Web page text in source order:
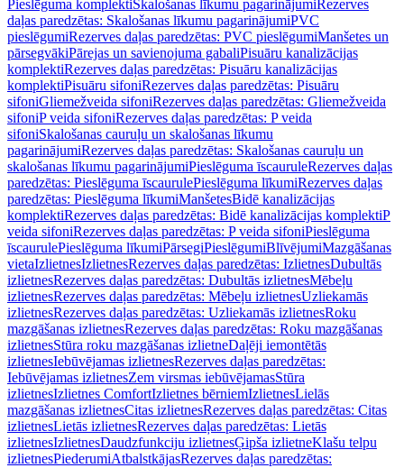
Pieslēguma komplektiSkalošanas līkumu pagarinājumiRezerves
daļas paredzētas: Skalošanas līkumu pagarinājumiPVC
pieslēgumiRezerves daļas paredzētas: PVC pieslēgumiManšetes un
pārsegvākiPārejas un savienojuma gabaliPisuāru kanalizācijas
komplektiRezerves daļas paredzētas: Pisuāru kanalizācijas
komplektiPisuāru sifoniRezerves daļas paredzētas: Pisuāru
sifoniGliemežveida sifoniRezerves daļas paredzētas: Gliemežveida
sifoniP veida sifoniRezerves daļas paredzētas: P veida
sifoniSkalošanas cauruļu un skalošanas līkumu
pagarinājumiRezerves daļas paredzētas: Skalošanas cauruļu un
skalošanas līkumu pagarinājumiPieslēguma īscauruleRezerves daļas
paredzētas: Pieslēguma īscaurulePieslēguma līkumiRezerves daļas
paredzētas: Pieslēguma līkumiManšetesBidē kanalizācijas
komplektiRezerves daļas paredzētas: Bidē kanalizācijas komplektiP
veida sifoniRezerves daļas paredzētas: P veida sifoniPieslēguma
īscaurulePieslēguma līkumiPārsegiPieslēgumiBlīvējumiMazgāšanas
vietaIzlietnesIzlietnesRezerves daļas paredzētas: IzlietnesDubultās
izlietnesRezerves daļas paredzētas: Dubultās izlietnesMēbeļu
izlietnesRezerves daļas paredzētas: Mēbeļu izlietnesUzliekamās
izlietnesRezerves daļas paredzētas: Uzliekamās izlietnesRoku
mazgāšanas izlietnesRezerves daļas paredzētas: Roku mazgāšanas
izlietnesStūra roku mazgāšanas izlietneDaļēji iemontētās
izlietnesIebūvējamas izlietnesRezerves daļas paredzētas:
Iebūvējamas izlietnesZem virsmas iebūvējamasStūra
izlietnesIzlietnes ComfortIzlietnes bērniemIzlietnesLielās
mazgāšanas izlietnesCitas izlietnesRezerves daļas paredzētas: Citas
izlietnesLietās izlietnesRezerves daļas paredzētas: Lietās
izlietnesIzlietnesDaudzfunkciju izlietnesĢipša izlietneKlašu telpu
izlietnesPiederumiAtbalstkājasRezerves daļas paredzētas: